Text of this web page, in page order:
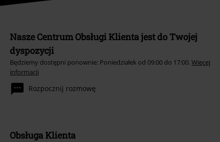
Nasze Centrum Obsługi Klienta jest do Twojej
dyspozycji
Będziemy dostępni ponownie: Poniedziałek od 09:00 do 17:00. Więcej
informacji
Rozpocznij rozmowę
Obsługa Klienta